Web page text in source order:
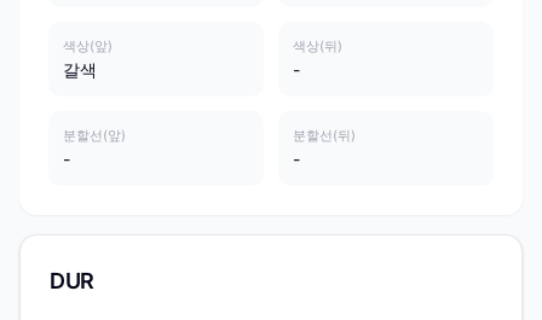
색상(앞)
갈색
색상(뒤)
-
분할선(앞)
-
분할선(뒤)
-
DUR